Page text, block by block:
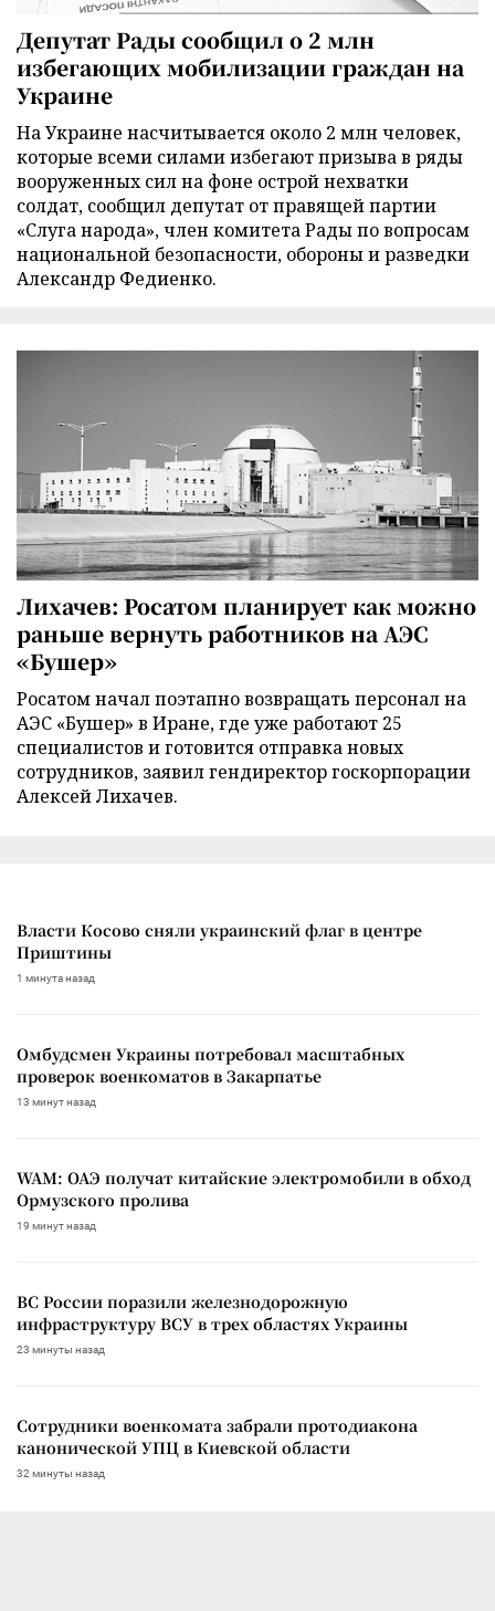
Депутат Рады сообщил о 2 млн
избегающих мобилизации граждан на
Украине
На Украине насчитывается около 2 млн человек,
которые всеми силами избегают призыва в ряды
вооруженных сил на фоне острой нехватки
солдат, сообщил депутат от правящей партии
«Слуга народа», член комитета Рады по вопросам
национальной безопасности, обороны и разведки
Александр Федиенко.
Лихачев: Росатом планирует как можно
раньше вернуть работников на АЭС
«Бушер»
Росатом начал поэтапно возвращать персонал на
АЭС «Бушер» в Иране, где уже работают 25
специалистов и готовится отправка новых
сотрудников, заявил гендиректор госкорпорации
Алексей Лихачев.
Власти Косово сняли украинский флаг в центре
Приштины
1 минута назад
Омбудсмен Украины потребовал масштабных
проверок военкоматов в Закарпатье
13 минут назад
WAM: ОАЭ получат китайские электромобили в обход
Ормузского пролива
19 минут назад
ВС России поразили железнодорожную
инфраструктуру ВСУ в трех областях Украины
23 минуты назад
Сотрудники военкомата забрали протодиакона
канонической УПЦ в Киевской области
32 минуты назад